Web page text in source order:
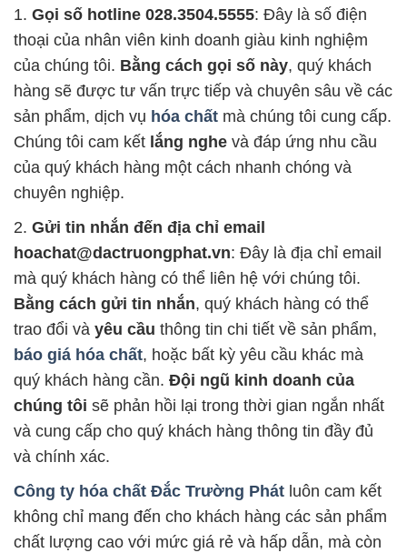
1. Gọi số hotline 028.3504.5555: Đây là số điện
thoại của nhân viên kinh doanh giàu kinh nghiệm
của chúng tôi. Bằng cách gọi số này, quý khách
hàng sẽ được tư vấn trực tiếp và chuyên sâu về các
sản phẩm, dịch vụ hóa chất mà chúng tôi cung cấp.
Chúng tôi cam kết lắng nghe và đáp ứng nhu cầu
của quý khách hàng một cách nhanh chóng và
chuyên nghiệp.
2. Gửi tin nhắn đến địa chỉ email
hoachat@dactruongphat.vn: Đây là địa chỉ email
mà quý khách hàng có thể liên hệ với chúng tôi.
Bằng cách gửi tin nhắn, quý khách hàng có thể
trao đổi và yêu cầu thông tin chi tiết về sản phẩm,
báo giá hóa chất, hoặc bất kỳ yêu cầu khác mà
quý khách hàng cần. Đội ngũ kinh doanh của
chúng tôi sẽ phản hồi lại trong thời gian ngắn nhất
và cung cấp cho quý khách hàng thông tin đầy đủ
và chính xác.
Công ty hóa chất Đắc Trường Phát luôn cam kết
không chỉ mang đến cho khách hàng các sản phẩm
chất lượng cao với mức giá rẻ và hấp dẫn, mà còn